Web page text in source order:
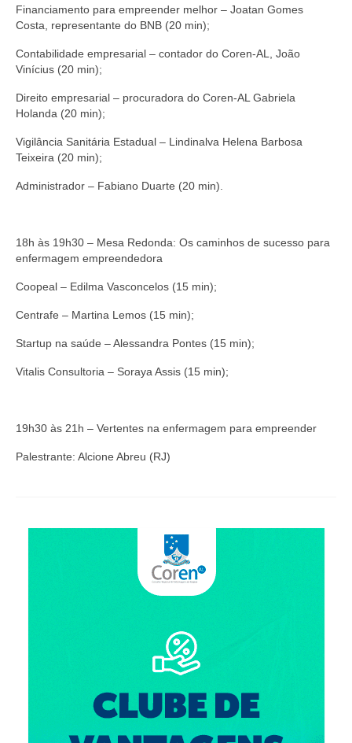
Financiamento para empreender melhor – Joatan Gomes
Costa, representante do BNB (20 min);
Contabilidade empresarial – contador do Coren-AL, João
Vinícius (20 min);
Direito empresarial – procuradora do Coren-AL Gabriela
Holanda (20 min);
Vigilância Sanitária Estadual – Lindinalva Helena Barbosa
Teixeira (20 min);
Administrador – Fabiano Duarte (20 min).
18h às 19h30 – Mesa Redonda: Os caminhos de sucesso para
enfermagem empreendedora
Coopeal – Edilma Vasconcelos (15 min);
Centrafe – Martina Lemos (15 min);
Startup na saúde – Alessandra Pontes (15 min);
Vitalis Consultoria – Soraya Assis (15 min);
19h30 às 21h – Vertentes na enfermagem para empreender
Palestrante: Alcione Abreu (RJ)